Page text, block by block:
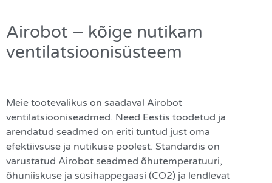
Airobot – kõige nutikam
ventilatsioonisüsteem
Meie tootevalikus on saadaval Airobot
ventilatsiooniseadmed. Need Eestis toodetud ja
arendatud seadmed on eriti tuntud just oma
efektiivsuse ja nutikuse poolest. Standardis on
varustatud Airobot seadmed õhutemperatuuri,
õhuniiskuse ja süsihappegaasi (CO2) ja lendlevat